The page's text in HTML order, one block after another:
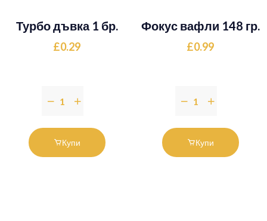
Турбо дъвка 1 бр.
£0.29
Купи
Фокус вафли 148 гр.
£0.99
Купи